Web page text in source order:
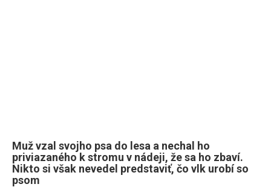
Muž vzal svojho psa do lesa a nechal ho
priviazaného k stromu v nádeji, že sa ho zbaví.
Nikto si však nevedel predstaviť, čo vlk urobí so
psom